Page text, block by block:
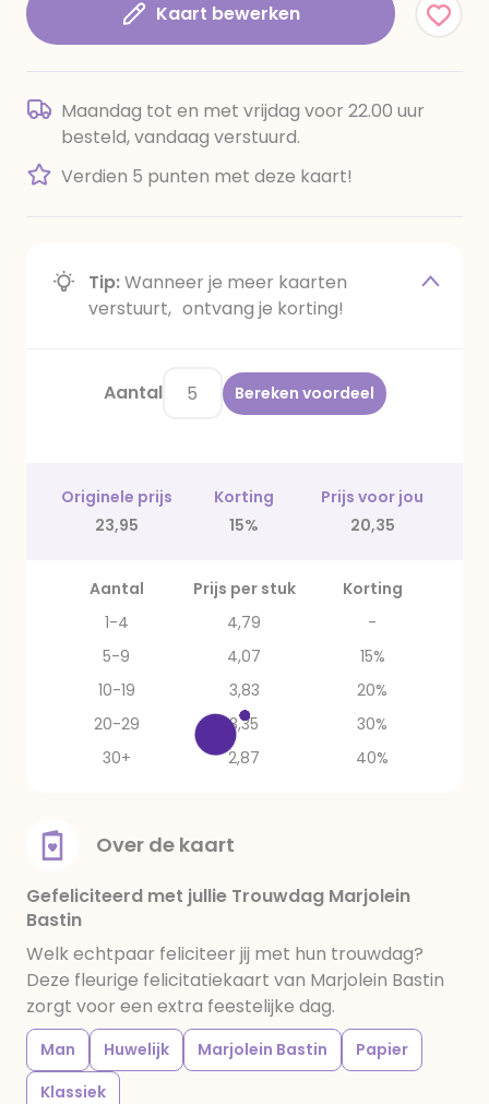
Kaart bewerken
Maandag tot en met vrijdag voor 22.00 uur
besteld, vandaag verstuurd.
Verdien 5 punten met deze kaart!
Tip:Wanneer je meer kaarten
verstuurt, ontvang je korting!
Aantal Bereken voordeel
Originele prijs Korting
Prijs voor jou
23,95
15% 20,35
Aantal Prijs per stuk
Korting
1-4
4,79
-
5-9
4,07
15%
10-19
3,83
20%
20-29
3,35
30%
30+
2,87 40%
Over de kaart
Gefeliciteerd met jullie Trouwdag Marjolein
Bastin
Welk echtpaar feliciteer jij met hun trouwdag?
Deze fleurige felicitatiekaart van Marjolein Bastin
zorgt voor een extra feestelijke dag.
Man Huwelijk Marjolein Bastin
Papier
Klassiek